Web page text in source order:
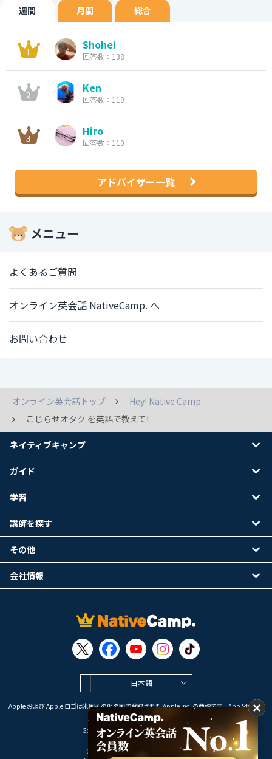
週間 月間 総合
Shohei
回答数：138
Ken
回答数：119
Hiro
回答数：110
アドバイザー一覧
メニュー
よくあるご質問
オンライン英会話 NativeCamp. へ
お問い合わせ
オンライン英会話トップ
Hey! Native Camp
こじらせオタク を英語で教えて!
日本語
Apple および Apple ロゴは米国その他の国で登録された Apple Inc. の商標です。App Store は
Apple Inc. のサービスマークです。
Google Play は Google LLC の商標です。
Copyright © 2026 オンライン英会話
ネイティブキャンプ
ガイド
学習
講師を探す
その他
会社情報